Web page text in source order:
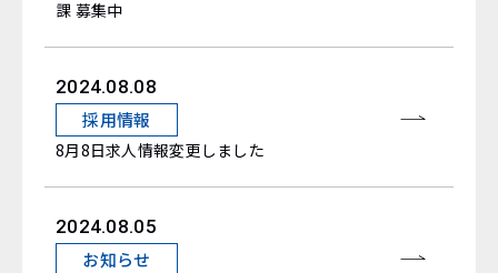
課 募集中
2024.08.08
採用情報
8月8日求人情報変更しました
2024.08.05
お知らせ